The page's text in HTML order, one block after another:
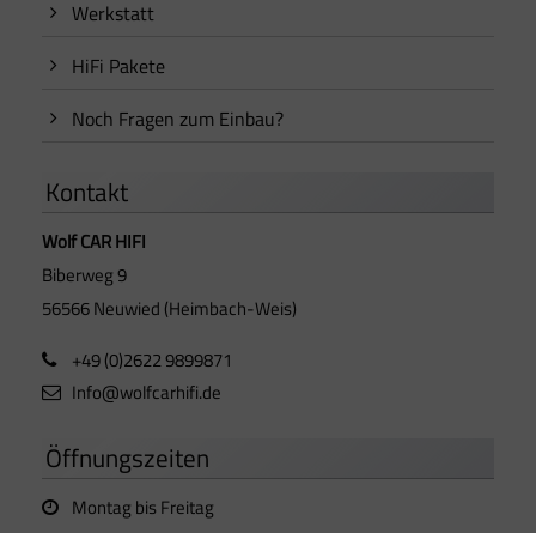
Werkstatt
HiFi Pakete
Noch Fragen zum Einbau?
Kontakt
Wolf CAR HIFI
Biberweg 9
56566 Neuwied (Heimbach-Weis)
+49 (0)2622 9899871
Info@wolfcarhifi.de
Öffnungszeiten
Montag bis Freitag